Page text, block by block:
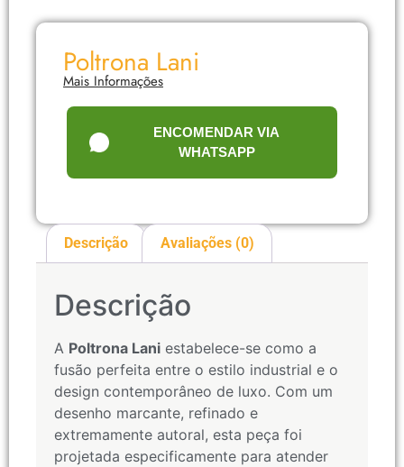
Poltrona Lani
Mais Informações
ENCOMENDAR VIA
WHATSAPP
Descrição Avaliações (0)
Descrição
A Poltrona Lani estabelece-se como a
fusão perfeita entre o estilo industrial e o
design contemporâneo de luxo. Com um
desenho marcante, refinado e
extremamente autoral, esta peça foi
projetada especificamente para atender